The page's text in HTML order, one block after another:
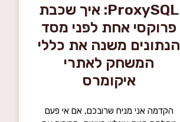
ProxySQL: איך שכבת
פרוקסי אחת לפני מסד
הנתונים משנה את כללי
המשחק לאתרי
איקומרס
הקדמה אני מניח שרובכם, אם אי פעם